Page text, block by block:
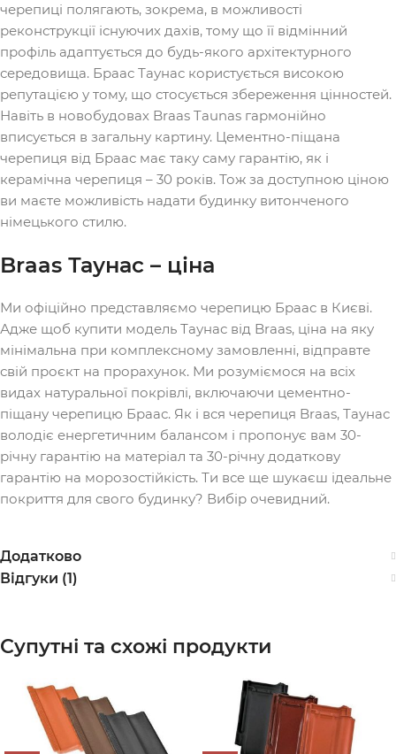
черепиці полягають, зокрема, в можливості
реконструкції існуючих дахів, тому що її відмінний
профіль адаптується до будь-якого архітектурного
середовища. Браас Таунас користується високою
репутацією у тому, що стосується збереження цінностей.
Навіть в новобудовах Braas Taunas гармонійно
вписується в загальну картину. Цементно-піщана
черепиця від Браас має таку саму гарантію, як і
керамічна черепиця – 30 років. Тож за доступною ціною
ви маєте можливість надати будинку витонченого
німецького стилю.
Braas Таунас – ціна
Ми офіційно представляємо черепицю Браас в Києві.
Адже щоб купити модель Таунас від Braas, ціна на яку
мінімальна при комплексному замовленні, відправте
свій проєкт на прорахунок. Ми розуміємося на всіх
видах натуральної покрівлі, включаючи цементно-
піщану черепицю Браас. Як і вся черепиця Braas, Таунас
володіє енергетичним балансом і пропонує вам 30-
річну гарантію на матеріал та 30-річну додаткову
гарантію на морозостійкість. Ти все ще шукаєш ідеальне
покриття для свого будинку? Вибір очевидний.
Додатково
Відгуки (1)
Супутні та схожі продукти